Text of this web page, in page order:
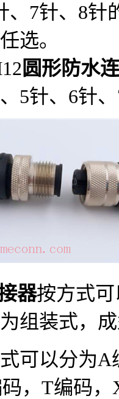
、7针、8针
选。
圆形防水
5针、6针
器按方式
组装式，
可以分为
，T编码